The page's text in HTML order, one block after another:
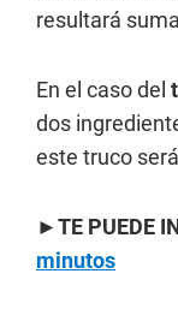
resultará
En el caso del
dos
este truco
►TE PUEDE
minutos